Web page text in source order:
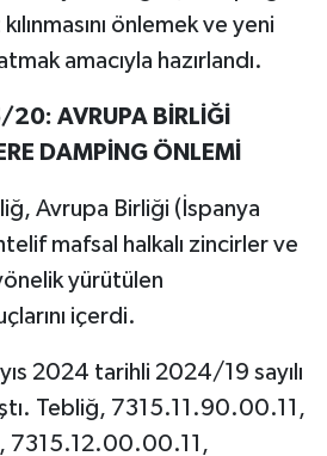
önlemek ve yeni
amacıyla hazırlandı.
AVRUPA BİRLİĞİ
DAMPİNG ÖNLEMİ
Avrupa Birliği (İspanya
mafsal halkalı zincirler ve
yürütülen
içerdi.
2024 tarihli 2024/19 sayılı
Tebliğ, 7315.11.90.00.11,
7315.12.00.00.11,